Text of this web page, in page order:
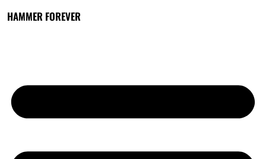
HAMMER FOREVER